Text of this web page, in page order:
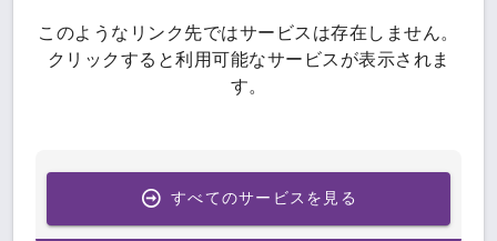
このようなリンク先ではサービスは存在しません。
クリックすると利用可能なサービスが表示されま
す。
すべてのサービスを見る